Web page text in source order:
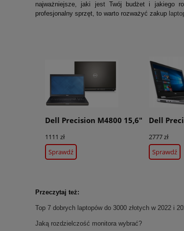
najważniejsze, jaki jest Twój budżet i jakiego
profesjonalny sprzęt, to warto rozważyć zakup
Dell Precision M4800 15,6"
1111 zł
Sprawdź
Dell
2777 zł
Sprawdź
Przeczytaj też:
Top 7 dobrych laptopów do 3000 złotych w 2022 i
Jaką rozdzielczość monitora wybrać?